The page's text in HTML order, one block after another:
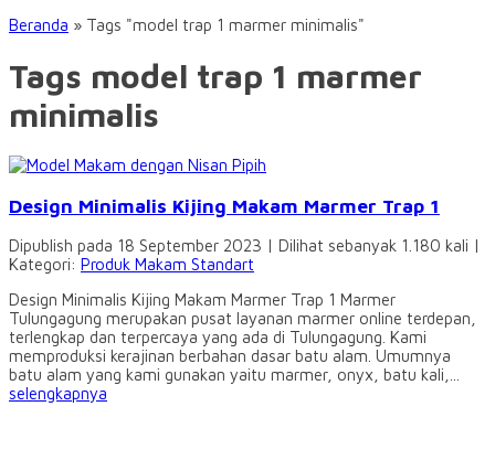
Beranda » Tags "model trap 1 marmer minimalis"
Tags model trap 1 marmer
minimalis
Design Minimalis Kijing Makam Marmer Trap 1
Dipublish pada 18 September 2023 | Dilihat sebanyak 1.180 kali |
Kategori: Produk Makam Standart
Design Minimalis Kijing Makam Marmer Trap 1 Marmer
Tulungagung merupakan pusat layanan marmer online terdepan,
terlengkap dan terpercaya yang ada di Tulungagung. Kami
memproduksi kerajinan berbahan dasar batu alam. Umumnya
batu alam yang kami gunakan yaitu marmer, onyx, batu kali,...
selengkapnya